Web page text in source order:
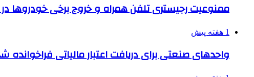
ممنوعیت رجیستری تلفن همراه و خروج برخی خودروها در
1 هفته پیش
واحدهای صنعتی برای دریافت اعتبار مالیاتی فراخوانده